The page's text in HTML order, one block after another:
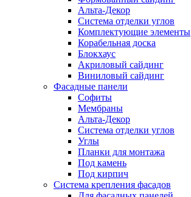
Альта-Декор
Система отделки углов
Комплектующие элементы
Корабельная доска
Блокхаус
Акриловый сайдинг
Виниловый сайдинг
Фасадные панели
Софиты
Мембраны
Альта-Декор
Система отделки углов
Углы
Планки для монтажа
Под камень
Под кирпич
Система крепления фасадов